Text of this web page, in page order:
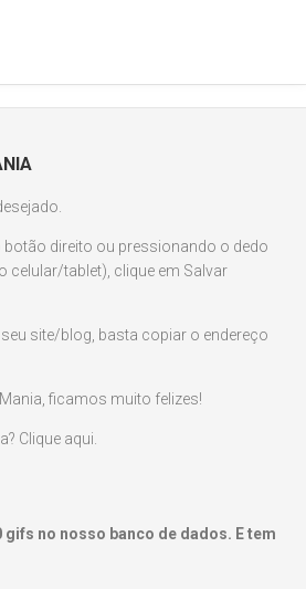
botão direito ou pressionando o dedo
celular/tablet), clique em Salvar
site/blog, basta copiar o endereço
ficamos muito felizes!
Clique aqui.
gifs no nosso banco de dados. E tem